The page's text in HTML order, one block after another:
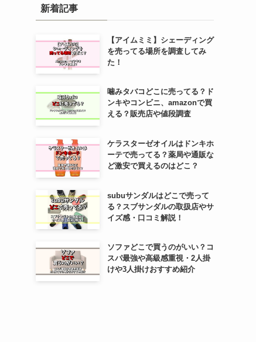
新着記事
【アイムミミ】シェーディング
を売ってる場所を調査してみ
た！
噛みタバコどこに売ってる？ド
ンキやコンビニ、amazonで買
える？販売店や値段調査
ケラスターゼオイルはドンキホ
ーテで売ってる？薬局や通販な
ど激安で買えるのはどこ？
subuサンダルはどこで売って
る？スブサンダルの取扱店やサ
イズ感・口コミ解説！
ソファどこで買うのがいい？コ
スパ最強や高級感重視・2人掛
けや3人掛けおすすめ紹介